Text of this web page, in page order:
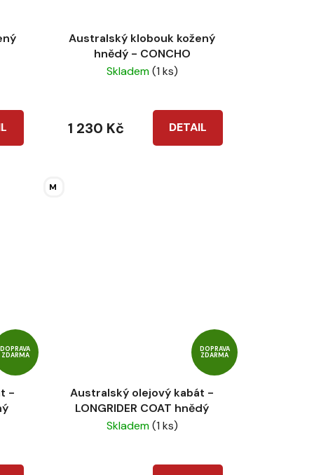
Australský klobouk kožený
hnědý - CONCHO
Skladem(1 ks)
DETAIL
1 230 Kč
M
DOPRAVA
ZDARMA
-
DOPRAVA
ZDARMA
Australský olejový kabát -
LONGRIDER COAT hnědý
Skladem(1 ks)